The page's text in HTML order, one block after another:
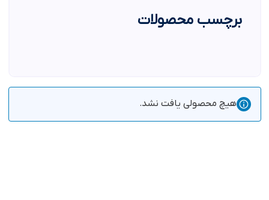
برچسب محصولات
هیچ محصولی یافت نشد.